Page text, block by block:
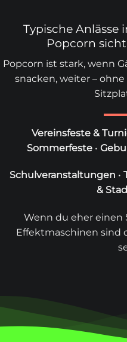
Typische Anlässe
Popcorn
Popcorn ist stark, wenn
snacken, weiter –
Vereinsfeste &
Sommerfeste•
Schulveranstaltungen •
&
Wenn du eher einen
Effektmaschinen sind